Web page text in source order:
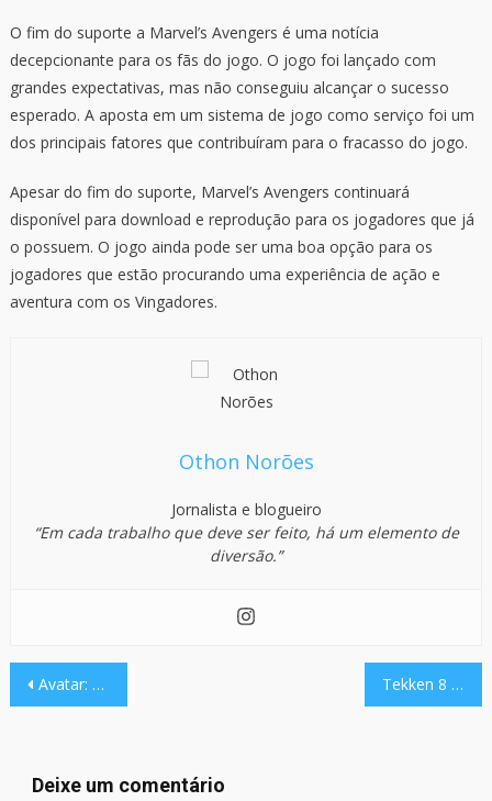
O fim do suporte a Marvel’s Avengers é uma notícia
decepcionante para os fãs do jogo. O jogo foi lançado com
grandes expectativas, mas não conseguiu alcançar o sucesso
esperado. A aposta em um sistema de jogo como serviço foi um
dos principais fatores que contribuíram para o fracasso do jogo.
Apesar do fim do suporte, Marvel’s Avengers continuará
disponível para download e reprodução para os jogadores que já
o possuem. O jogo ainda pode ser uma boa opção para os
jogadores que estão procurando uma experiência de ação e
aventura com os Vingadores.
Othon Norões
Jornalista e blogueiro
“Em cada trabalho que deve ser feito, há um elemento de
diversão.”
Navegação
Post
Avatar: The Last Airbender: Quest for Balance chegará ao Nintendo Switch, PlayStation 5, PlayStation 4, Xbox One, Xbox Series X/S e PC em 16 de novembro de 2023.. Tekken 8 terá o retorno do famoso modo Tekken Ball.
Deixe um comentário